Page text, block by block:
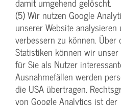
(5) Wir nutzen Google
unserer Website
verbessern zu können. Über
Statistiken können wir
für Sie als Nutzer
Ausnahmefällen werden
die USA übertragen.
von Google Analytics ist der